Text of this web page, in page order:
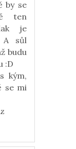
by se
ten
je
A sůl
budu
:D
kým,
se mi